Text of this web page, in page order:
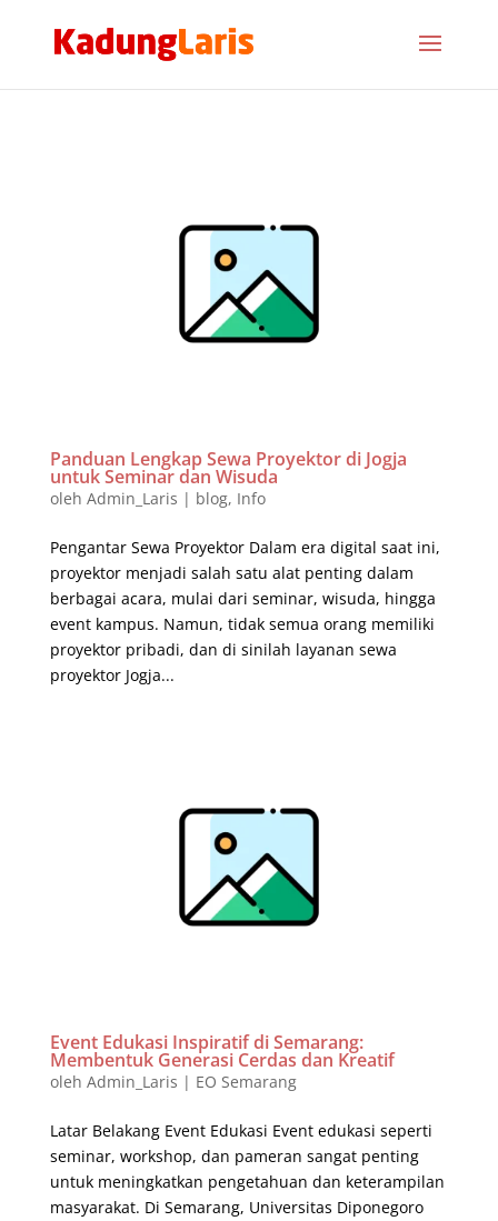
Panduan Lengkap Sewa Proyektor di Jogja
untuk Seminar dan Wisuda
oleh Admin_Laris | blog, Info
Pengantar Sewa Proyektor Dalam era digital saat ini,
proyektor menjadi salah satu alat penting dalam
berbagai acara, mulai dari seminar, wisuda, hingga
event kampus. Namun, tidak semua orang memiliki
proyektor pribadi, dan di sinilah layanan sewa
proyektor Jogja...
Event Edukasi Inspiratif di Semarang:
Membentuk Generasi Cerdas dan Kreatif
oleh Admin_Laris | EO Semarang
Latar Belakang Event Edukasi Event edukasi seperti
seminar, workshop, dan pameran sangat penting
untuk meningkatkan pengetahuan dan keterampilan
masyarakat. Di Semarang, Universitas Diponegoro